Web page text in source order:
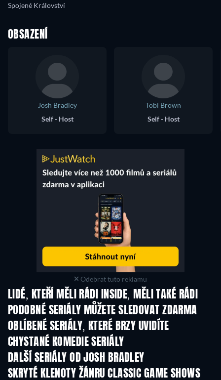
Spojené Království
OBSAZENÍ
Josh Bradley
Self - Host
Tobi Brown
Self - Host
Odebrat tuto reklamu
LIDÉ, KTEŘÍ MĚLI RÁDI INSIDE, MĚLI TAKÉ RÁDI
TV TV
PODOBNÉ SERIÁLY MŮŽETE SLEDOVAT ZDARMA
TV TV
OBLÍBENÉ SERIÁLY, KTERÉ BRZY UVIDÍTE
TV TV
CHYSTANÉ KOMEDIE SERIÁLY
Řada 6
DALŠÍ SERIÁLY OD JOSH BRADLEY
SKRYTÉ KLENOTY ŽÁNRU CLASSIC GAME SHOWS
TV TV